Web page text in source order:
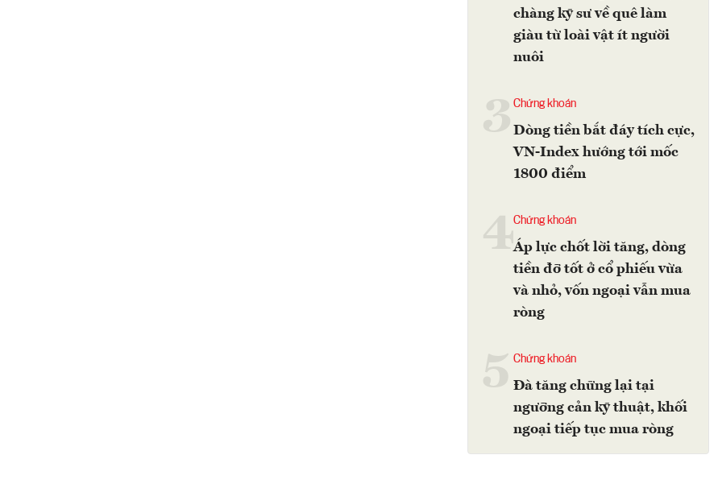
chàng kỹ sư về quê làm
giàu từ loài vật ít người
nuôi
Chứng khoán
Dòng tiền bắt đáy tích cực,
VN-Index hướng tới mốc
1800 điểm
4Chứng khoán
Áp lực chốt lời tăng, dòng
tiền đỡ tốt ở cổ phiếu vừa
và nhỏ, vốn ngoại vẫn mua
ròng
Chứng khoán
Đà tăng chững lại tại
ngưỡng cản kỹ thuật, khối
ngoại tiếp tục mua ròng